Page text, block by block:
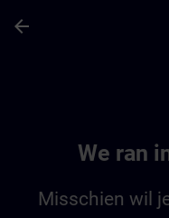
arrow_back
We ran
Misschien wil